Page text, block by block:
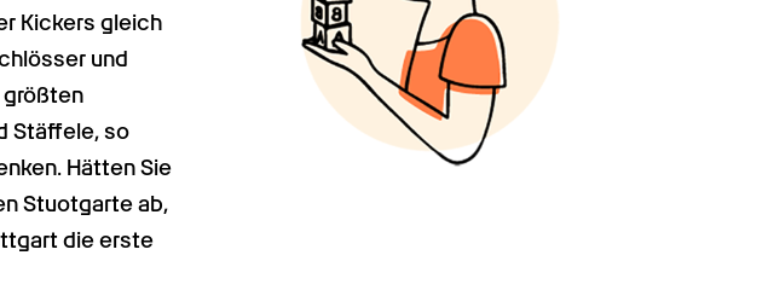
Kickers gleich
und
größten
Stäffele, so
Hätten Sie
Stuotgarte ab,
die erste